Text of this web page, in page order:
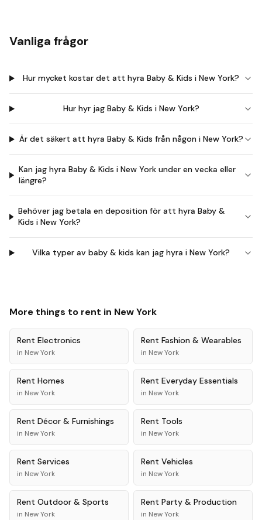
Vanliga frågor
Hur mycket kostar det att hyra Baby & Kids i New York?
Hur hyr jag Baby & Kids i New York?
Är det säkert att hyra Baby & Kids från någon i New York?
Kan jag hyra Baby & Kids i New York under en vecka eller
längre?
Behöver jag betala en deposition för att hyra Baby &
Kids i New York?
Vilka typer av baby & kids kan jag hyra i New York?
More things to rent in New York
Rent Electronics
in New York
Rent Fashion & Wearables
in New York
Rent Homes
in New York
Rent Everyday Essentials
in New York
Rent Décor & Furnishings
in New York
Rent Tools
in New York
Rent Services
in New York
Rent Vehicles
in New York
Rent Outdoor & Sports
in New York
Rent Party & Production
in New York